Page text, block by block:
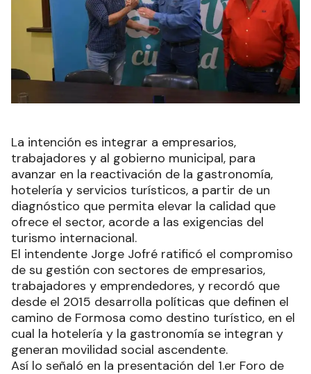
La intención es integrar a empresarios,
trabajadores y al gobierno municipal, para
avanzar en la reactivación de la gastronomía,
hotelería y servicios turísticos, a partir de un
diagnóstico que permita elevar la calidad que
ofrece el sector, acorde a las exigencias del
turismo internacional.
El intendente Jorge Jofré ratificó el compromiso
de su gestión con sectores de empresarios,
trabajadores y emprendedores, y recordó que
desde el 2015 desarrolla políticas que definen el
camino de Formosa como destino turístico, en el
cual la hotelería y la gastronomía se integran y
generan movilidad social ascendente.
Así lo señaló en la presentación del 1.er Foro de